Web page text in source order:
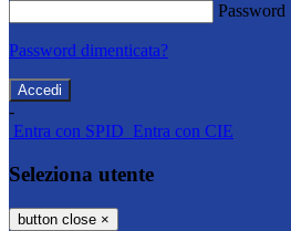
Password
Password dimenticata?
-
Entra con SPID Entra con CIE
Seleziona utente
button close ×